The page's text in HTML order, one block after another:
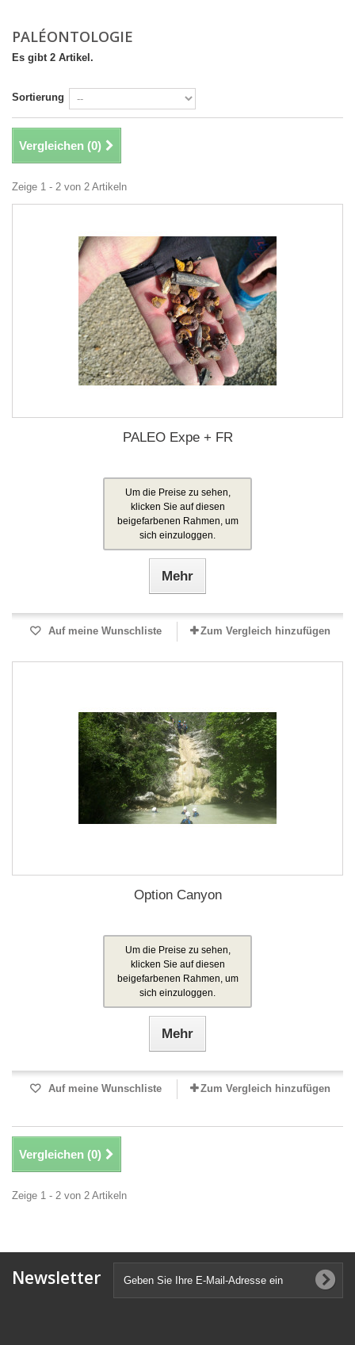
PALÉONTOLOGIE
Es gibt 2 Artikel.
Sortierung
Vergleichen (0)
Zeige 1 - 2 von 2 Artikeln
PALEO Expe + FR
Um die Preise zu sehen,
klicken Sie auf diesen
beigefarbenen Rahmen, um
sich einzuloggen.
Mehr
Auf meine Wunschliste Zum Vergleich hinzufügen
Option Canyon
Um die Preise zu sehen,
klicken Sie auf diesen
beigefarbenen Rahmen, um
sich einzuloggen.
Mehr
Auf meine Wunschliste Zum Vergleich hinzufügen
Vergleichen (0)
Zeige 1 - 2 von 2 Artikeln
Newsletter